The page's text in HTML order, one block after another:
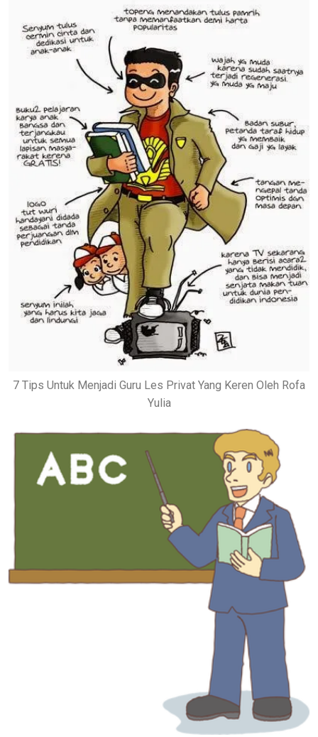
7 Tips Untuk Menjadi Guru Les Privat Yang Keren Oleh Rofa
Yulia